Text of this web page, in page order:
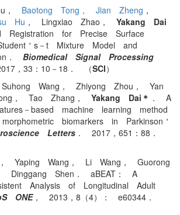
， Baotong Tong， Jian Zheng ，
Hu ， Lingxiao Zhao， Yakang Dai
Registration for Precise Surface
＇s－t Mixture Model and
． Biomedical Signal Processing
，33：10－18． （SCI）
Wang， Zhiyong Zhou， Yan
， Tao Zhang， Yakang Dai＊ ． A
－based machine learning method
biomarkers in Parkinson＇
Letters ． 2017，651：88．
， Yaping Wang， Li Wang， Guorong
Dinggang Shen． aBEAT： A
Analysis of Longitudinal Adult
ONE， 2013，8（4）： e60344．